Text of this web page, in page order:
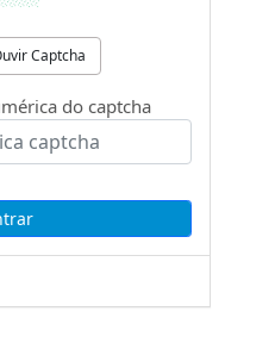
Captcha
do captcha